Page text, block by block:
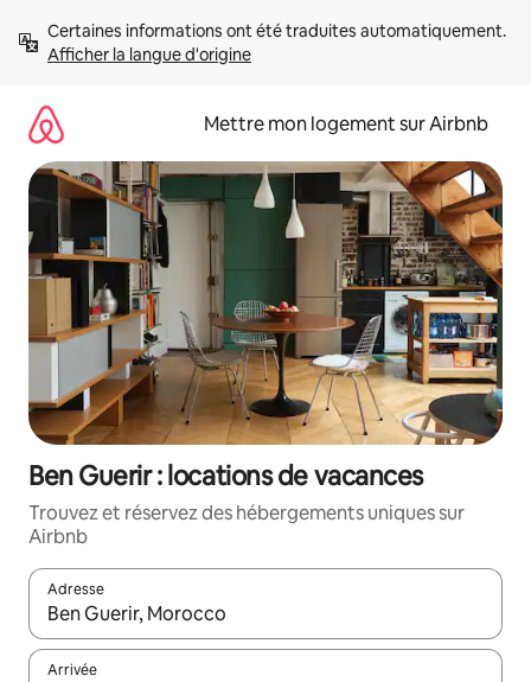
directement
Afficher la langue d'origine
Mettre mon logement sur Airbnb
Ben Guerir : locations de vacances
Trouvez et réservez des hébergements uniques sur
Airbnb
Adresse
Lorsque les résultats s'affichent, utilisez les flèches vers le
Arrivée